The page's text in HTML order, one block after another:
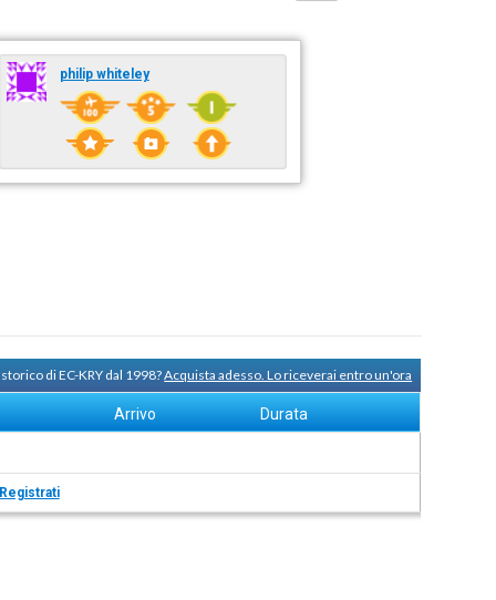
philip whiteley
di EC-KRY dal 1998?Acquista adesso. Lo riceverai entro un'ora
Arrivo Durata